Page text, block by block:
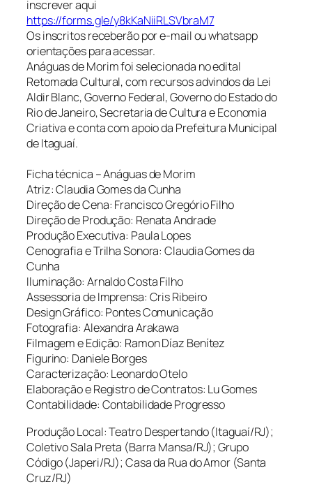
inscrever aqui
https://forms.gle/y8kKaNiiRLSVbraM7
Os inscritos receberão por e-mail ou whatsapp
orientações para acessar.
Anáguas de Morim foi selecionada no edital
Retomada Cultural, com recursos advindos da Lei
Aldir Blanc, Governo Federal, Governo do Estado do
Rio de Janeiro, Secretaria de Cultura e Economia
Criativa e conta com apoio da Prefeitura Municipal
de Itaguaí.
Ficha técnica – Anáguas de Morim
Atriz: Claudia Gomes da Cunha
Direção de Cena: Francisco Gregório Filho
Direção de Produção: Renata Andrade
Produção Executiva: Paula Lopes
Cenografia e Trilha Sonora: Claudia Gomes da
Cunha
Iluminação: Arnaldo Costa Filho
Assessoria de Imprensa: Cris Ribeiro
Design Gráfico: Pontes Comunicação
Fotografia: Alexandra Arakawa
Filmagem e Edição: Ramon Díaz Benítez
Figurino: Daniele Borges
Caracterização: Leonardo Otelo
Elaboração e Registro de Contratos: Lu Gomes
Contabilidade: Contabilidade Progresso
Produção Local: Teatro Despertando (Itaguaí/RJ);
Coletivo Sala Preta (Barra Mansa/RJ); Grupo
Código (Japeri/RJ); Casa da Rua do Amor (Santa
Cruz/RJ)